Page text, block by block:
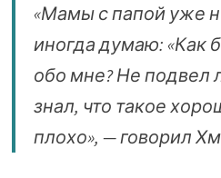
«Мамы с папой уже
иногда думаю: «Как
обо мне? Не подвел
знал, что такое
плохо», — говорил